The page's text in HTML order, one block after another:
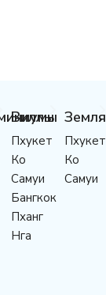
Виллы
Пхукет
Ко
Самуи
Бангкок
Пханг
Нга
Земля
Пхукет
Ко
Самуи